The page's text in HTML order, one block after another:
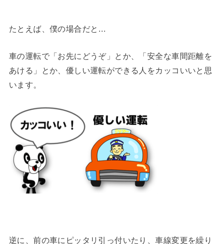
たとえば、僕の場合だと…
車の運転で「お先にどうぞ」とか、「安全な車間距離を
あける」とか、優しい運転ができる人をカッコいいと思
います。
逆に、前の車にピッタリ引っ付いたり、車線変更を繰り